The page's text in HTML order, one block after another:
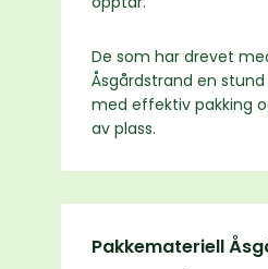
De som har drevet
Åsgårdstrand en
med effektiv pakking
av plass.
Pakkemateriell